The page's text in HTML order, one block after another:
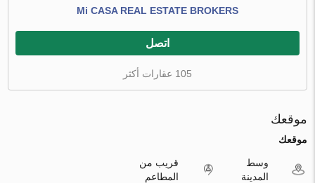
Mi CASA REAL ESTATE BROKERS
اتصل
105 عقارات أكثر
موقعك
موقعك
وسط
المدينة
قريب من
المطاعم